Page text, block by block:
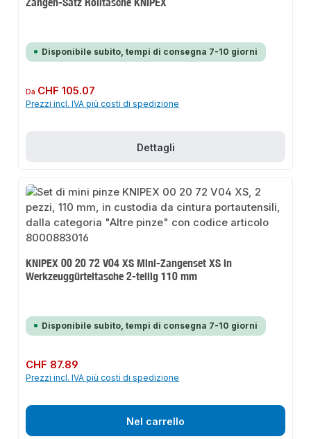
Disponibile subito, tempi di consegna 7-10 giorni
Prezzo normale:
Da CHF 105.07
Prezzi incl. IVA più costi di spedizione
Dettagli
KNIPEX 00 20 72 V04 XS Mini-Zangenset XS in
Werkzeuggürteltasche 2-teilig 110 mm
Disponibile subito, tempi di consegna 7-10 giorni
Prezzo normale:
CHF 87.89
Prezzi incl. IVA più costi di spedizione
Nel carrello